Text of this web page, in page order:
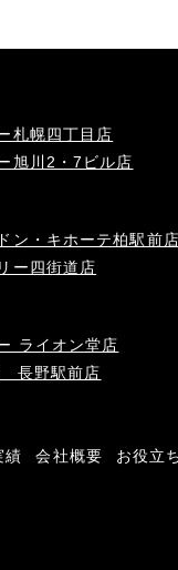
札幌四丁目店
旭川2・7ビル店
ン・キホーテ柏駅前
ー四街道店
ライオン堂店
長野駅前店
績 会社概要 お役立